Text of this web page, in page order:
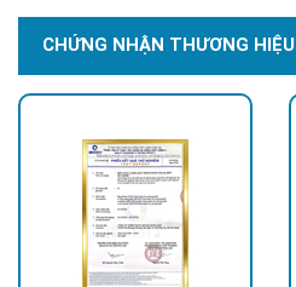
CHỨNG NHẬN THƯƠNG HIỆU